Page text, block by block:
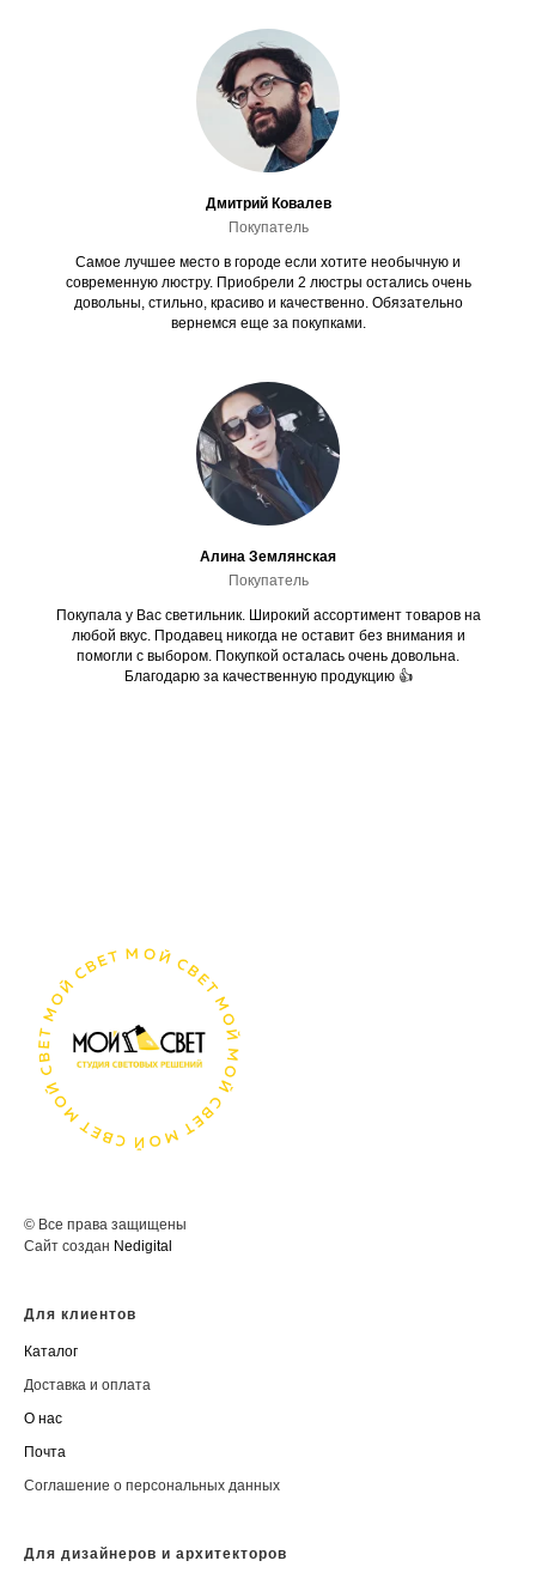
Дмитрий Ковалев
Покупатель
Самое лучшее место в городе если хотите необычную и
современную люстру. Приобрели 2 люстры остались очень
довольны, стильно, красиво и качественно. Обязательно
вернемся еще за покупками.
Алина Землянская
Покупатель
Покупала у Вас светильник. Широкий ассортимент товаров на
любой вкус. Продавец никогда не оставит без внимания и
помогли с выбором. Покупкой осталась очень довольна.
Благодарю за качественную продукцию 👍
© Все права защищены
Сайт создан Nedigital
Для клиентов
Каталог
Доставка и оплата
О нас
Почта
Соглашение о персональных данных
Для дизайнеров и архитекторов